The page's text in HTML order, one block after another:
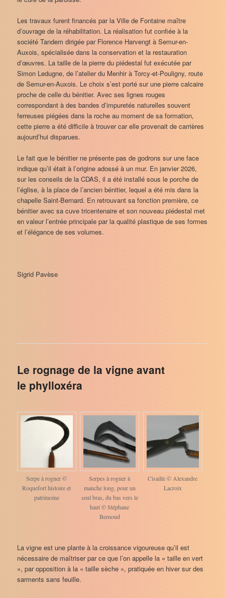
Les travaux furent financés par la Ville de Fontaine maître
d’ouvrage de la réhabilitation. La réalisation fut confiée à la
société Tandem dirigée par Florence Harvengt à Semur-en-
Auxois, spécialisée dans la conservation et la restauration
d’œuvres. La taille de la pierre du piédestal fut exécutée par
Simon Ledugne, de l’atelier du Menhir à Torcy-et-Pouligny, route
de Semur-en-Auxois. Le choix s’est porté sur une pierre calcaire
proche de celle du bénitier. Avec ses lignes rouges
correspondant à des bandes d’impuretés naturelles souvent
ferreuses piégées dans la roche au moment de sa formation,
cette pierre a été difficile à trouver car elle provenait de carrières
aujourd’hui disparues.
Le fait que le bénitier ne présente pas de godrons sur une face
indique qu’il était à l’origine adossé à un mur. En janvier 2026,
sur les conseils de la CDAS, il a été installé sous le porche de
l’église, à la place de l’ancien bénitier, lequel a été mis dans la
chapelle Saint-Bernard. En retrouvant sa fonction première, ce
bénitier avec sa cuve tricentenaire et son nouveau piédestal met
en valeur l’entrée principale par la qualité plastique de ses formes
et l’élégance de ses volumes.
Sigrid Pavèse
Le rognage de la vigne avant
le phylloxéra
Serpe à rogner ©
Roquefort histoire et
patrimoine
Serpes à rogner à
manche long, pour un
seul bras, du bas vers le
haut © Stéphane
Bernoud
Cisaille © Alexandre
Lacroix
La vigne est une plante à la croissance vigoureuse qu’il est
nécessaire de maîtriser par ce que l’on appelle la « taille en vert
», par opposition à la « taille sèche », pratiquée en hiver sur des
sarments sans feuille.